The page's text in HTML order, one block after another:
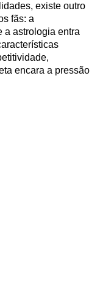
existe outro
fãs: a
a astrologia entra
encara a pressão